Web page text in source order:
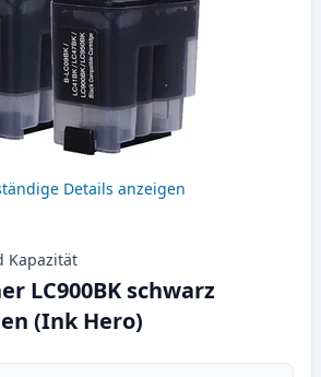
Details anzeigen
Kapazität
LC900BK schwarz
(Ink Hero)